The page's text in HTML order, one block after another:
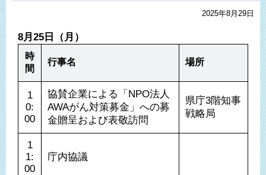
2025年8月29日
8月25日（月）
時
間
行事名 場所
1
0:
00
協賛企業による「NPO法人
AWAがん対策募金」への募
金贈呈および表敬訪問
県庁3階知事
戦略局
1
1:
00
庁内協議